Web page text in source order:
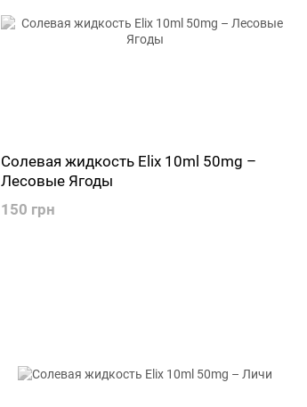
Солевая жидкость Elix 10ml 50mg –
Лесовые Ягоды
150 грн